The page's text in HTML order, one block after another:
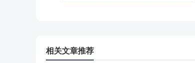
相关文章推荐